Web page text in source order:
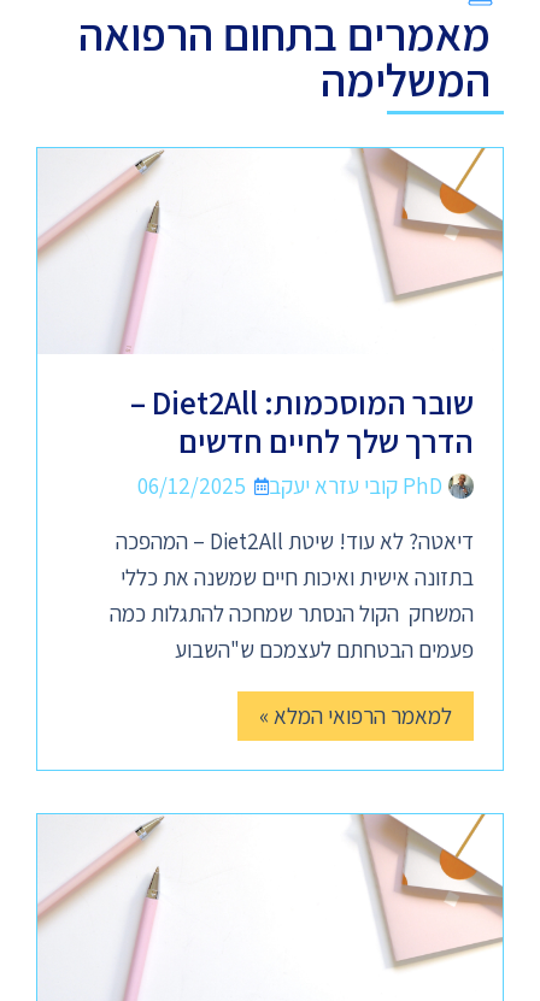
מאמרים בתחום הרפואה
המשלימה
שובר המוסכמות: Diet2All –
הדרך שלך לחיים חדשים
PhD קובי עזרא יעקב
06/12/2025
דיאטה? לא עוד! שיטת Diet2All – המהפכה
בתזונה אישית ואיכות חיים שמשנה את כללי
המשחק הקול הנסתר שמחכה להתגלות כמה
פעמים הבטחתם לעצמכם ש"השבוע
למאמר הרפואי המלא »